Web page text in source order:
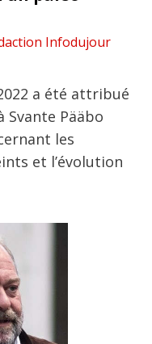
Infodujour
a été attribué
Svante Pääbo
les
et l’évolution